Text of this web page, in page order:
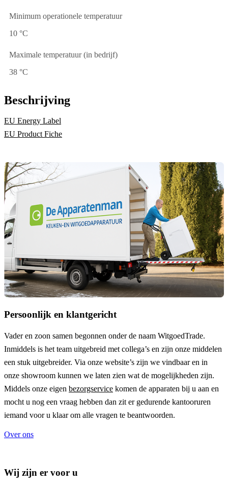
Minimum operationele temperatuur
10 °C
Maximale temperatuur (in bedrijf)
38 °C
Beschrijving
EU Energy Label
EU Product Fiche
Persoonlijk en klantgericht
Vader en zoon samen begonnen onder de naam WitgoedTrade.
Inmiddels is het team uitgebreid met collega’s en zijn onze middelen
een stuk uitgebreider. Via onze website’s zijn we vindbaar en in
onze showroom kunnen we laten zien wat de mogelijkheden zijn.
Middels onze eigen bezorgservice komen de apparaten bij u aan en
mocht u nog een vraag hebben dan zit er gedurende kantooruren
iemand voor u klaar om alle vragen te beantwoorden.
Over ons
Wij zijn er voor u